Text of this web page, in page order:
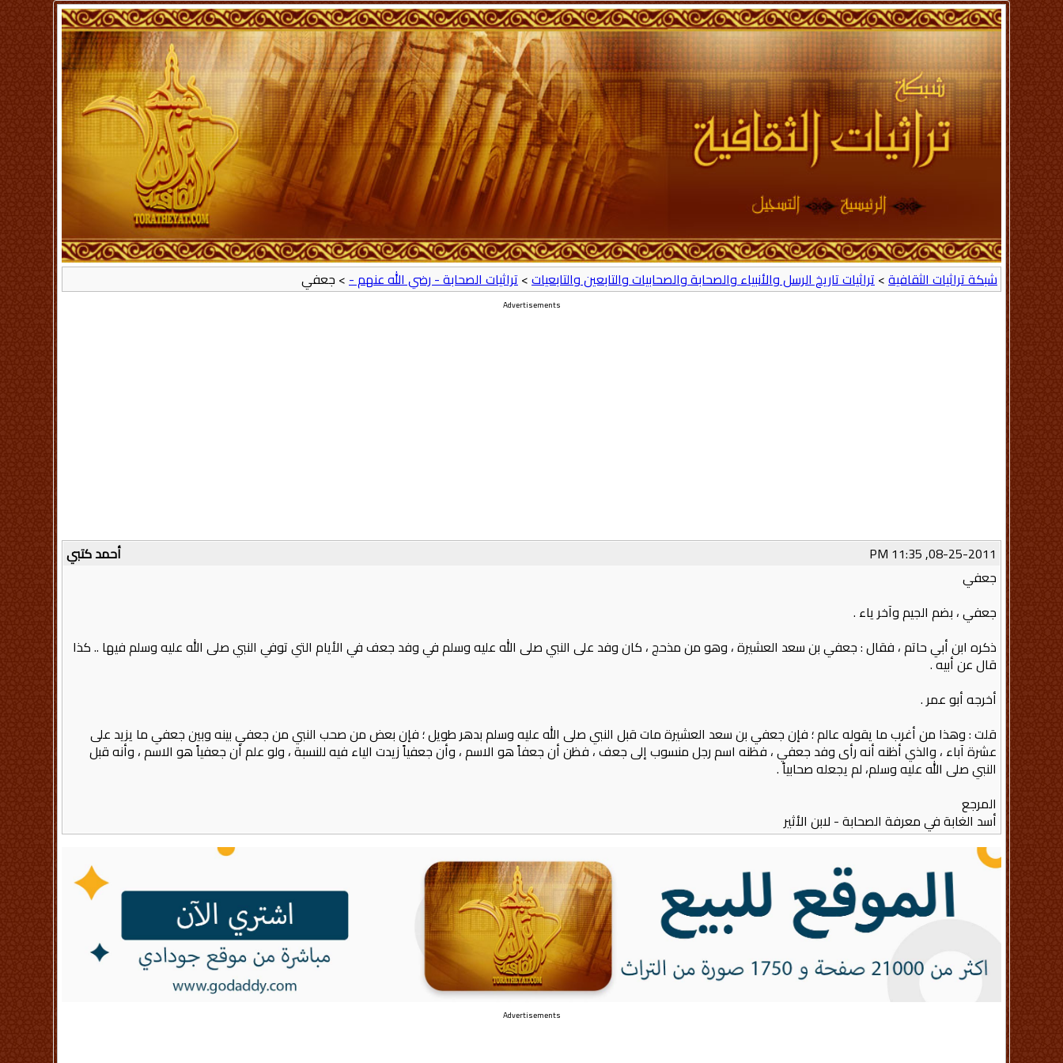
شبكة تراثيات الثقافية>تراثيات تاريخ الرسل والأنبياء والصحابة والصحابيات والتابعين والتابعيات>تراثيات الصحابة - رضي الله عنهم -> جعفي
Advertisements
أحمد كتبي
08-25-2011, 11:35 PM
جعفي
جعفي ، بضم الجيم وآخر ياء‏ .‏
ذكره ابن أبي حاتم ، فقال‏ :‏ جعفي بن سعد العشيرة ، وهو من مذحج ، كان وفد على النبي صلى الله عليه وسلم في وفد جعف في الأيام التي توفي النبي صلى الله عليه وسلم فيها ‏.‏‏.‏ كذا
قال عن أبيه‏ .‏
أخرجه أبو عمر ‏.‏
قلت‏ :‏ وهذا من أغرب ما يقوله عالم ؛ فإن جعفي بن سعد العشيرة مات قبل النبي صلى الله عليه وسلم بدهر طويل ؛ فإن بعض من صحب النبي من جعفي بينه وبين جعفي ما يزيد على
عشرة آباء ، والذي أظنه أنه رأى وفد جعفي ، فظنه اسم رجل منسوب إلى جعف ، فظن أن جعفاً هو الاسم ، وأن جعفياً زيدت الياء فيه للنسبة ، ولو علم أن جعفياً هو الاسم ، وأنه قبل
النبي صلى الله عليه وسلم، لم يجعله صحابياً‏ .‏
المرجع
أسد الغابة في معرفة الصحابة - لابن الأثير
Advertisements